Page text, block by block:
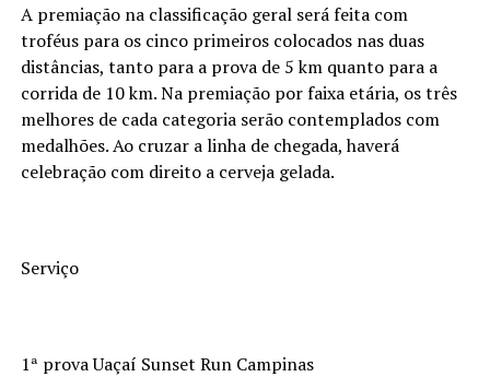
A premiação na classificação geral será feita com
troféus para os cinco primeiros colocados nas duas
distâncias, tanto para a prova de 5 km quanto para a
corrida de 10 km. Na premiação por faixa etária, os três
melhores de cada categoria serão contemplados com
medalhões. Ao cruzar a linha de chegada, haverá
celebração com direito a cerveja gelada.
Serviço
1ª prova Uaçaí Sunset Run Campinas